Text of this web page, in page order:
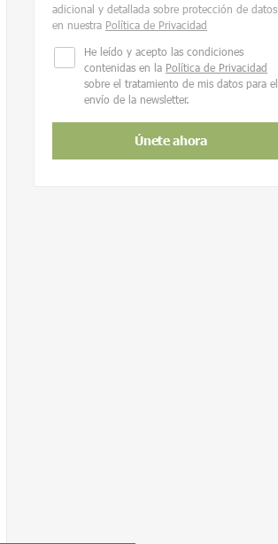
adicional y detallada sobre protección de datos
en nuestra Política de Privacidad
He leído y acepto las condiciones
contenidas en la Política de Privacidad
sobre el tratamiento de mis datos para el
envío de la newsletter.